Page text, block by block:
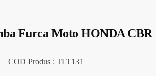
Furca Moto HONDA CBR
COD Produs : TLT131